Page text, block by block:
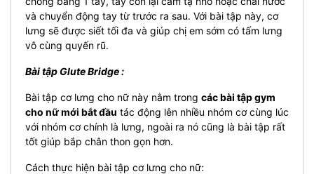
và chuyển động tay từ trước ra sau. Với bài tập này, cơ
lưng sẽ được siết tối đa và giúp chị em sớm có tấm lưng
vô cùng quyến rũ.
Bài tập Glute Bridge :
Bài tập cơ lưng cho nữ này nằm trong các bài tập gym
cho nữ mới bắt đầu tác động lên nhiều nhóm cơ cùng lúc
với nhóm cơ chính là lưng, ngoài ra nó cũng là bài tập rất
tốt giúp bắp chân thon gọn hơn.
Cách thực hiện bài tập cơ lưng cho nữ: